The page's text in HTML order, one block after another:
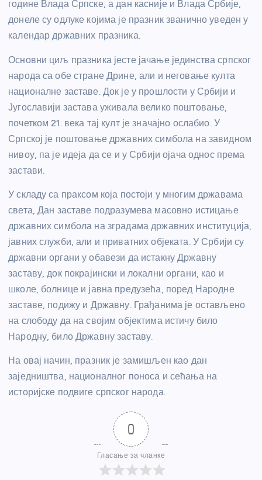
године Влада Српске, а дан касније и Влада Србије,
донеле су одлуке којима је празник званично уведен у
календар државних празника.
Основни циљ празника јесте јачање јединства српског
народа са обе стране Дрине, али и неговање култа
националне заставе. Док је у прошлости у Србији и
Југославији застава уживала велико поштовање,
почетком 21. века тај култ је значајно ослабио. У
Српској је поштовање државних симбола на завидном
нивоу, па је идеја да се и у Србији ојача однос према
застави.
У складу са праксом која постоји у многим државама
света, Дан заставе подразумева масовно истицање
државних симбола на зградама државних институција,
јавних служби, али и приватних објеката. У Србији су
државни органи у обавези да истакну Државну
заставу, док покрајински и локални органи, као и
школе, болнице и јавна предузећа, поред Народне
заставе, подижу и Државну. Грађанима је остављено
на слободу да на својим објектима истичу било
Народну, било Државну заставу.
На овај начин, празник је замишљен као дан
заједништва, националног поноса и сећања на
историјске подвиге српског народа.
0
Гласање за чланке